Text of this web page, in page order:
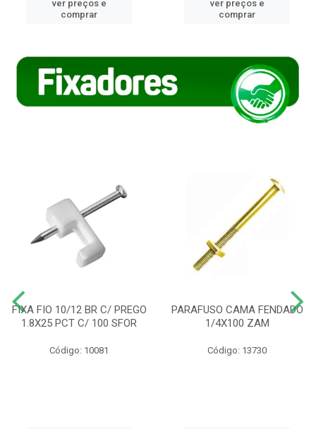
ver preços e
comprar
ver preços e
comprar
FIXA FIO 10/12 BR C/ PREGO
1.8X25 PCT C/ 100 SFOR
Código: 10081
PARAFUSO CAMA FENDADO
1/4X100 ZAM
Código: 13730